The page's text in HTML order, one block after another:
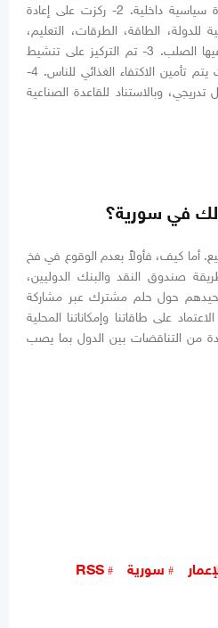
1- جرت العملية في ظل وحدة سياسية داخلية. 2- ركزت على إعادة
للدولة، الطاقة، الطرقات، التعليم،
الصحة، الصناعات الثقيلة بما فيها الصلب. 3- تم التركيز على تنشيط
الزراعة ودعمها بشكل كبير بحيث يتم تأمين الاكتفاء الغذائي للناس. 4-
وبالاستناد للقاعدة الصناعية
في سورية؟
أما كيف، فأولاً بعدم الوقوع في فخ
صندوق النقد والبنك الدوليين،
حول حلم مشترك عبر مشاركة
على طاقاتنا وإمكاناتنا المحلية
من التناقضات بين الدول بما يصب
سورية RSS